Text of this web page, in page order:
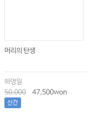
머리의 탄생
하영일
50,000
47,500won
신간